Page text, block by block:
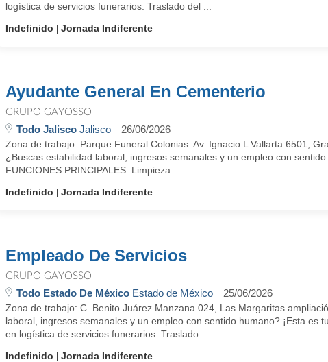
logística de servicios funerarios. Traslado del ...
Indefinido
Jornada Indiferente
Ayudante General En Cementerio
GRUPO GAYOSSO
Todo JaliscoJalisco 26/06/2026
Zona de trabajo: Parque Funeral Colonias: Av. Ignacio L Vallarta 6501,
¿Buscas estabilidad laboral, ingresos semanales y un empleo con
FUNCIONES PRINCIPALES: Limpieza ...
Indefinido
Jornada Indiferente
Empleado De Servicios
GRUPO GAYOSSO
Todo Estado De MéxicoEstado de México 25/06/2026
Zona de trabajo: C. Benito Juárez Manzana 024, Las Margaritas
laboral, ingresos semanales y un empleo con sentido humano? ¡Esta es
en logística de servicios funerarios. Traslado ...
Indefinido
Jornada Indiferente